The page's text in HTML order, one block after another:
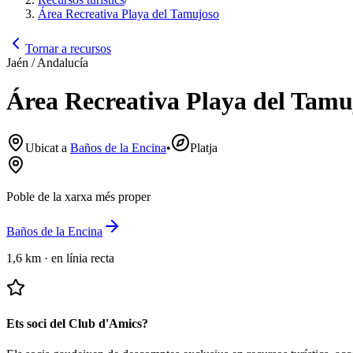
Área Recreativa Playa del Tamujoso
Tornar a recursos
Jaén / Andalucía
Área Recreativa Playa del
Ubicat a Baños de la Encina• Platja
Poble de la xarxa més proper
Baños de la Encina
1,6 km · en línia recta
Ets soci del Club d'Amics?